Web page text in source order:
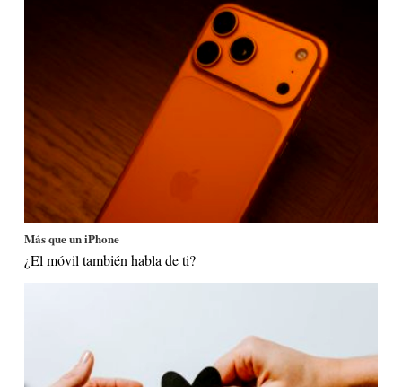
Más que un iPhone
¿El móvil también habla de ti?